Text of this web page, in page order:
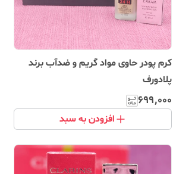
کرم پودر حاوی مواد گریم و ضدآب برند
پلادورف
۶۹۹٬۰۰۰
افزودن به سبد